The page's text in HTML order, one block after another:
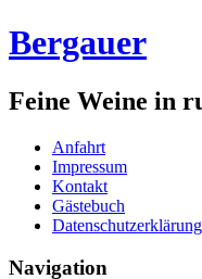
Bergauer
Feine Weine in
Anfahrt
Impressum
Kontakt
Gästebuch
Datenschutzerklärung
Navigation